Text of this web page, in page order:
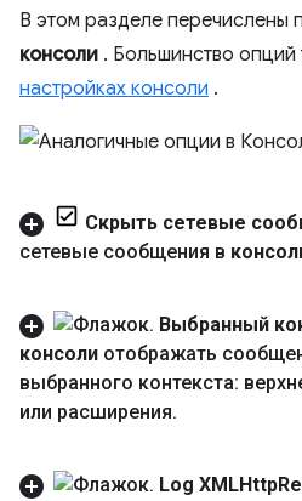
В этом разделе перечислены
консоли . Большинство опций
настройках консоли .
Скрыть сетевые
сетевые сообщения в
Выбранный
консоли отображать
выбранного контекста:
или расширения.
Log XMLHttp